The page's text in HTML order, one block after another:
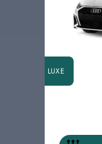
LUXE